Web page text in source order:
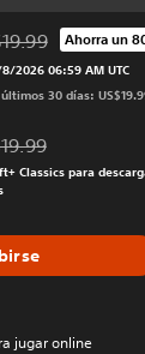
del precio
Ahorra un
2026 06:59 AM UTC
30 días:
del precio
Classics para
jugar online